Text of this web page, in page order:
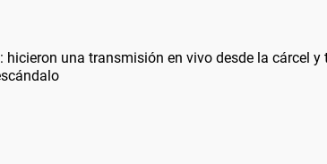
hicieron una transmisión en vivo desde la cárcel y